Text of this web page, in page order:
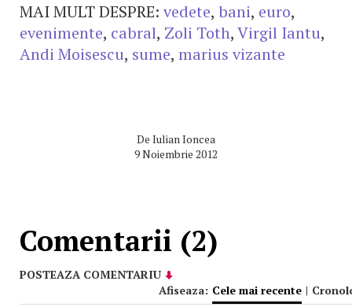
MAI MULT DESPRE: vedete, bani, euro,
evenimente, cabral, Zoli Toth,Virgil Iantu,
Andi Moisescu, sume, marius vizante
De Iulian Ioncea
9 Noiembrie 2012
Comentarii (2)
POSTEAZA COMENTARIU
Afiseaza: Cele mai recente |